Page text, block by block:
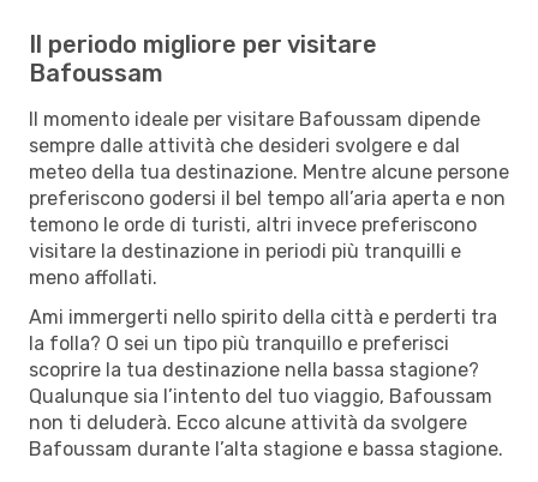
Il periodo migliore per visitare
Bafoussam
Il momento ideale per visitare Bafoussam dipende
sempre dalle attività che desideri svolgere e dal
meteo della tua destinazione. Mentre alcune persone
preferiscono godersi il bel tempo all’aria aperta e non
temono le orde di turisti, altri invece preferiscono
visitare la destinazione in periodi più tranquilli e
meno affollati.
Ami immergerti nello spirito della città e perderti tra
la folla? O sei un tipo più tranquillo e preferisci
scoprire la tua destinazione nella bassa stagione?
Qualunque sia l’intento del tuo viaggio, Bafoussam
non ti deluderà. Ecco alcune attività da svolgere
Bafoussam durante l’alta stagione e bassa stagione.